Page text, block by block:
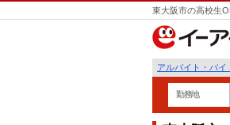
東大阪市の高校生
アルバイト・バイ
勤務地